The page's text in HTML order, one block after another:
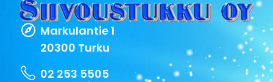
Markulantie 1
20300 Turku
02 253 5505